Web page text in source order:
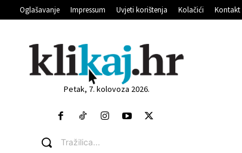
Oglašavanje Impressum Uvjeti korištenja Kolačići Kontakt
Petak, 7. kolovoza 2026.
Tražilica...